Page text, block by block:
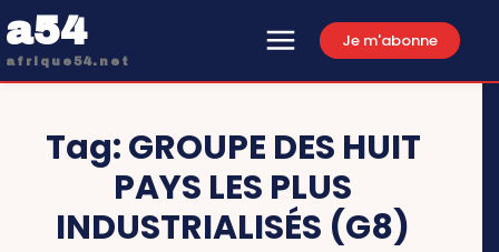
a54
afrique54.net
Je m'abonne
Tag:GROUPE DES HUIT
PAYS LES PLUS
INDUSTRIALISÉS (G8)